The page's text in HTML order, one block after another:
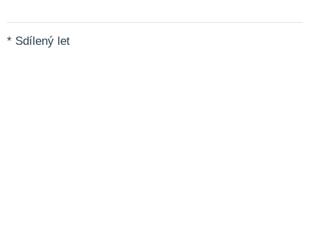
* Sdílený let